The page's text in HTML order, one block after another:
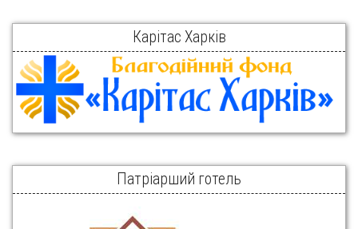
Карітас Харків
Патріарший готель